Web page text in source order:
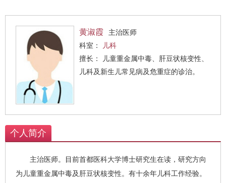
黄淑霞
主治医师
科室：
儿科
擅长： 儿童重金属中毒、肝豆状核变性、
儿科及新生儿常见病及危重症的诊治。
个人简介
主治医师。目前首都医科大学博士研究生在读，研究方向
为儿童重金属中毒及肝豆状核变性。有十余年儿科工作经验。